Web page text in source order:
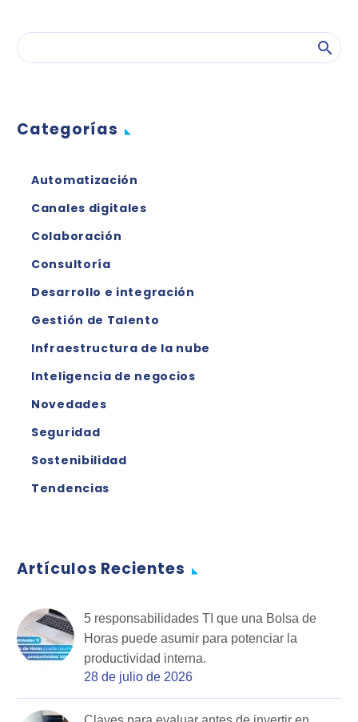
Categorías
Automatización
Canales digitales
Colaboración
Consultoría
Desarrollo e integración
Gestión de Talento
Infraestructura de la nube
Inteligencia de negocios
Novedades
Seguridad
Sostenibilidad
Tendencias
Artículos Recientes
5 responsabilidades TI que una Bolsa de
Horas puede asumir para potenciar la
productividad interna.
28 de julio de 2026